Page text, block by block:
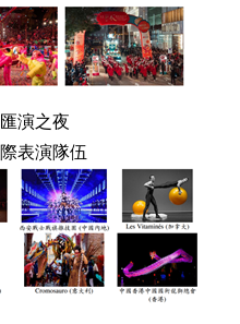
演之夜
表演隊伍